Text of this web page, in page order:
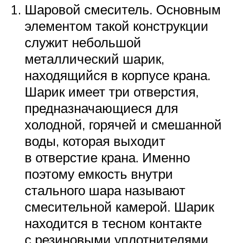
Шаровой смеситель. Основным
элементом такой конструкции
служит небольшой
металлический шарик,
находящийся в корпусе крана.
Шарик имеет три отверстия,
предназначающиеся для
холодной, горячей и смешанной
воды, которая выходит
в отверстие крана. Именно
поэтому емкость внутри
стального шара называют
смесительной камерой. Шарик
находится в тесном контакте
с резиновыми уплотнителями